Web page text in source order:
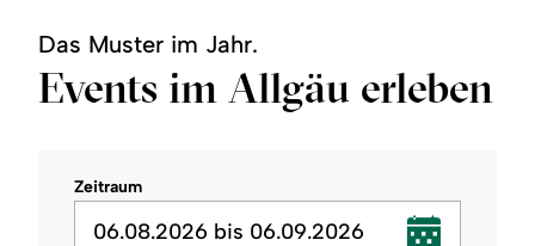
Das Muster im Jahr.
Events im Allgäu erleben
Zeitraum
06.08.2026 bis 06.09.2026